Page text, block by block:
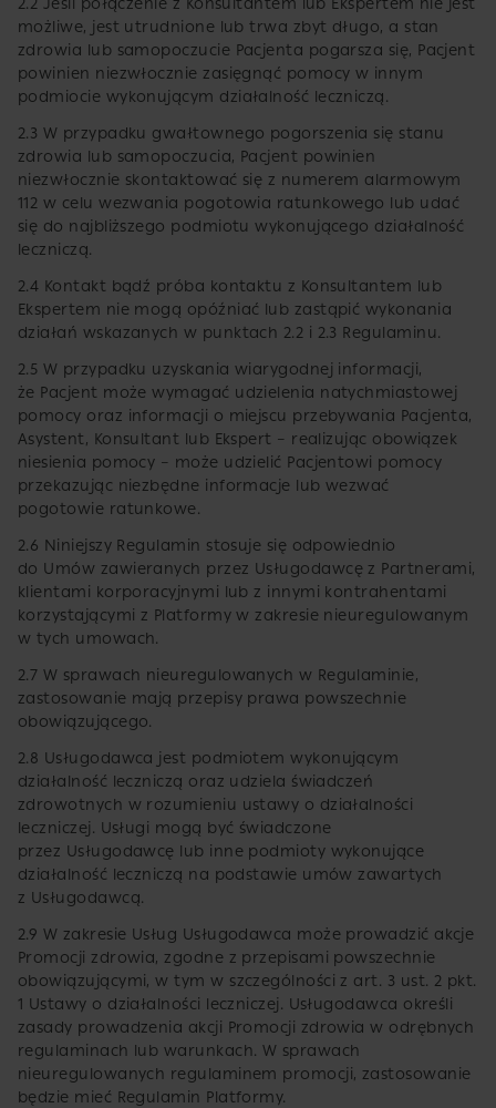
2.2 Jeśli połączenie z Konsultantem lub Ekspertem nie jest
możliwe, jest utrudnione lub trwa zbyt długo, a stan
zdrowia lub samopoczucie Pacjenta pogarsza się, Pacjent
powinien niezwłocznie zasięgnąć pomocy w innym
podmiocie wykonującym działalność leczniczą.
2.3 W przypadku gwałtownego pogorszenia się stanu
zdrowia lub samopoczucia, Pacjent powinien
niezwłocznie skontaktować się z numerem alarmowym
112 w celu wezwania pogotowia ratunkowego lub udać
się do najbliższego podmiotu wykonującego działalność
leczniczą.
2.4 Kontakt bądź próba kontaktu z Konsultantem lub
Ekspertem nie mogą opóźniać lub zastąpić wykonania
działań wskazanych w punktach 2.2 i 2.3 Regulaminu.
2.5 W przypadku uzyskania wiarygodnej informacji,
że Pacjent może wymagać udzielenia natychmiastowej
pomocy oraz informacji o miejscu przebywania Pacjenta,
Asystent, Konsultant lub Ekspert – realizując obowiązek
niesienia pomocy – może udzielić Pacjentowi pomocy
przekazując niezbędne informacje lub wezwać
pogotowie ratunkowe.
2.6 Niniejszy Regulamin stosuje się odpowiednio
do Umów zawieranych przez Usługodawcę z Partnerami,
klientami korporacyjnymi lub z innymi kontrahentami
korzystającymi z Platformy w zakresie nieuregulowanym
w tych umowach.
2.7 W sprawach nieuregulowanych w Regulaminie,
zastosowanie mają przepisy prawa powszechnie
obowiązującego.
2.8 Usługodawca jest podmiotem wykonującym
działalność leczniczą oraz udziela świadczeń
zdrowotnych w rozumieniu ustawy o działalności
leczniczej. Usługi mogą być świadczone
przez Usługodawcę lub inne podmioty wykonujące
działalność leczniczą na podstawie umów zawartych
z Usługodawcą.
2.9 W zakresie Usług Usługodawca może prowadzić akcje
Promocji zdrowia, zgodne z przepisami powszechnie
obowiązującymi, w tym w szczególności z art. 3 ust. 2 pkt.
1 Ustawy o działalności leczniczej. Usługodawca określi
zasady prowadzenia akcji Promocji zdrowia w odrębnych
regulaminach lub warunkach. W sprawach
nieuregulowanych regulaminem promocji, zastosowanie
będzie mieć Regulamin Platformy.